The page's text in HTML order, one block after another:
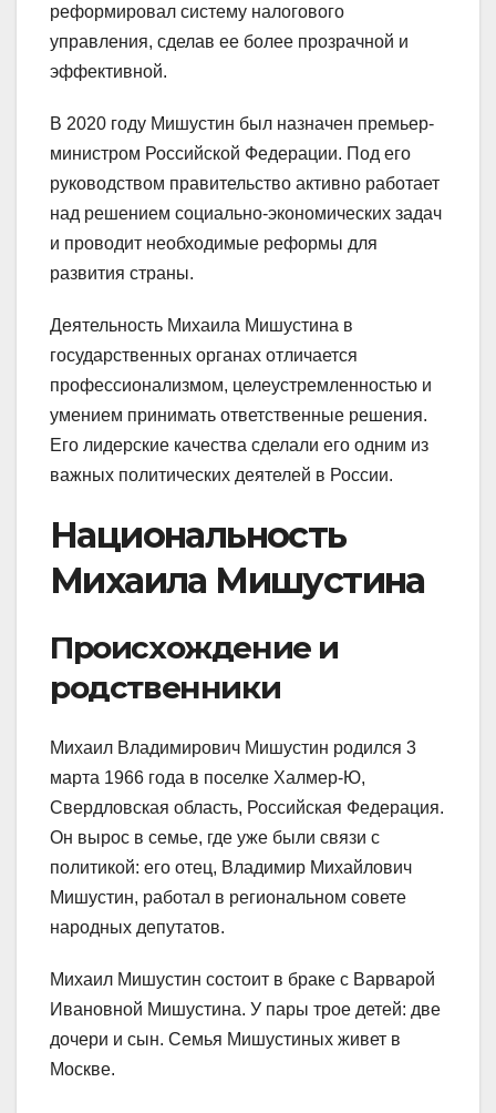
реформировал систему налогового
управления, сделав ее более прозрачной и
эффективной.
В 2020 году Мишустин был назначен премьер-
министром Российской Федерации. Под его
руководством правительство активно работает
над решением социально-экономических задач
и проводит необходимые реформы для
развития страны.
Деятельность Михаила Мишустина в
государственных органах отличается
профессионализмом, целеустремленностью и
умением принимать ответственные решения.
Его лидерские качества сделали его одним из
важных политических деятелей в России.
Национальность
Михаила Мишустина
Происхождение и
родственники
Михаил Владимирович Мишустин родился 3
марта 1966 года в поселке Халмер-Ю,
Свердловская область, Российская Федерация.
Он вырос в семье, где уже были связи с
политикой: его отец, Владимир Михайлович
Мишустин, работал в региональном совете
народных депутатов.
Михаил Мишустин состоит в браке с Варварой
Ивановной Мишустина. У пары трое детей: две
дочери и сын. Семья Мишустиных живет в
Москве.